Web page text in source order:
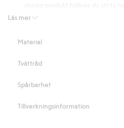
Läs mermer: www.fsc.org.
Material
Tvättråd
Spårbarhet
Tillverkningsinformation